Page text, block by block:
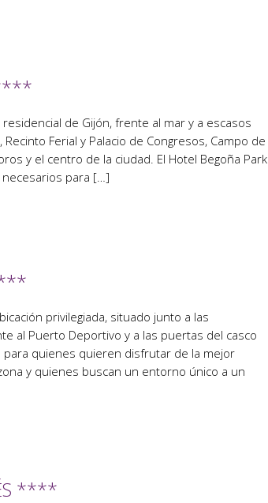
de Gijón, frente al mar y a escasos
Ferial y Palacio de Congresos, Campo de
y el centro de la ciudad. El Hotel Begoña Park
para […]
privilegiada, situado junto a las
al Puerto Deportivo y a las puertas del casco
para quienes quieren disfrutar de la mejor
y quienes buscan un entorno único a un
****